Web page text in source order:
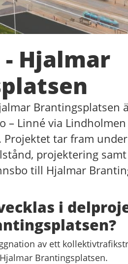
Hjalmar
Brantingsplatsen
– Linné via
Projektet tar fram
projektering
till Hjalmar
i
av ett
Brantingsplatsen.